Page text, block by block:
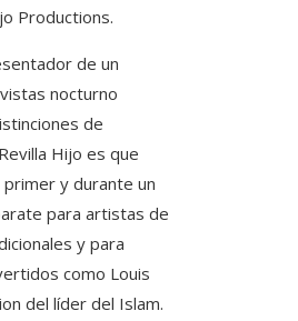
Productions.
de un
nocturno
de
Hijo es que
y durante un
para artistas de
y para
como Louis
del líder del Islam.